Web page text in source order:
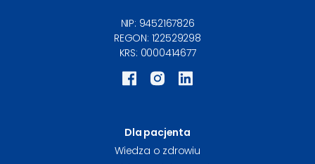
NIP: 9452167826
REGON: 122529298
KRS: 0000414677
Dla pacjenta
Wiedza o zdrowiu